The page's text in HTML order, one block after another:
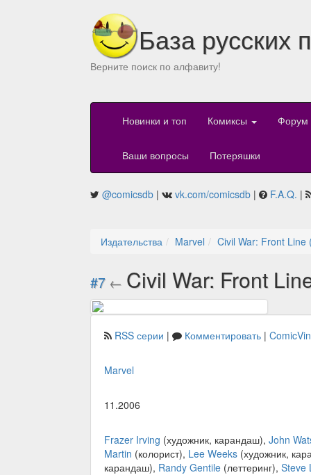
База русских
Верните поиск по алфавиту!
Новинки и топ Комиксы Форум
Ваши вопросы Потеряшки
@comicsdb | vk.com/comicsdb | F.A.Q. |
Издательства Marvel Civil War: Front Line
#7 ← Civil War: Front
RSS серии | Комментировать |
Marvel
11.2006
Frazer Irving (художник, карандаш), John
Martin (колорист), Lee Weeks (художник,
карандаш), Randy Gentile (леттеринг), Steve